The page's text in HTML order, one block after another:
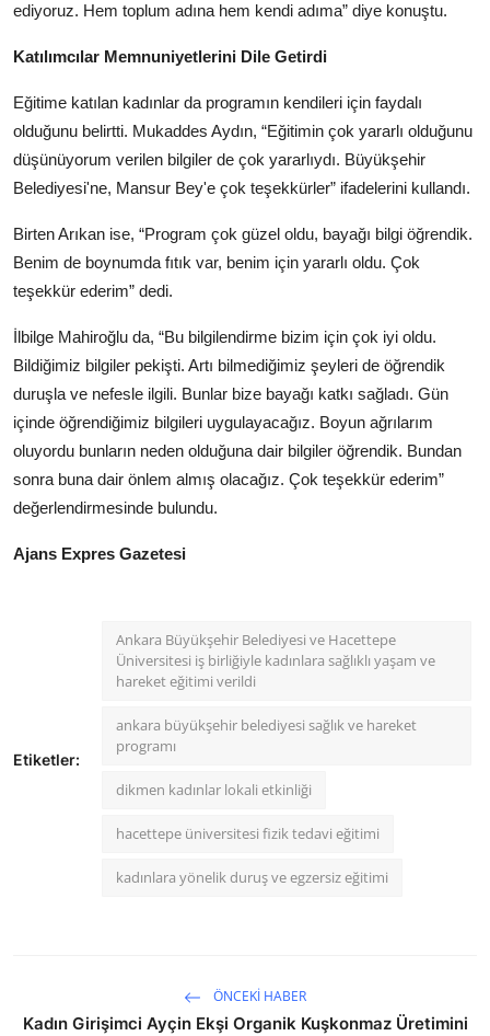
ediyoruz. Hem toplum adına hem kendi adıma” diye konuştu.
Katılımcılar Memnuniyetlerini Dile Getirdi
Eğitime katılan kadınlar da programın kendileri için faydalı
olduğunu belirtti. Mukaddes Aydın, “Eğitimin çok yararlı olduğunu
düşünüyorum verilen bilgiler de çok yararlıydı. Büyükşehir
Belediyesi'ne, Mansur Bey'e çok teşekkürler” ifadelerini kullandı.
Birten Arıkan ise, “Program çok güzel oldu, bayağı bilgi öğrendik.
Benim de boynumda fıtık var, benim için yararlı oldu. Çok
teşekkür ederim” dedi.
İlbilge Mahiroğlu da, “Bu bilgilendirme bizim için çok iyi oldu.
Bildiğimiz bilgiler pekişti. Artı bilmediğimiz şeyleri de öğrendik
duruşla ve nefesle ilgili. Bunlar bize bayağı katkı sağladı. Gün
içinde öğrendiğimiz bilgileri uygulayacağız. Boyun ağrılarım
oluyordu bunların neden olduğuna dair bilgiler öğrendik. Bundan
sonra buna dair önlem almış olacağız. Çok teşekkür ederim”
değerlendirmesinde bulundu.
Ajans Expres Gazetesi
Etiketler:
Ankara Büyükşehir Belediyesi ve Hacettepe
Üniversitesi iş birliğiyle kadınlara sağlıklı yaşam ve
hareket eğitimi verildi
ankara büyükşehir belediyesi sağlık ve hareket
programı
dikmen kadınlar lokali etkinliği
hacettepe üniversitesi fizik tedavi eğitimi
kadınlara yönelik duruş ve egzersiz eğitimi
ÖNCEKI HABER
Kadın Girişimci Ayçin Ekşi Organik Kuşkonmaz Üretimini